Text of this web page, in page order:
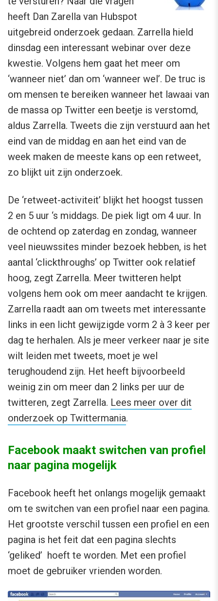
heeft Dan Zarella van Hubspot
uitgebreid onderzoek gedaan. Zarrella hield
dinsdag een interessant webinar over deze
kwestie. Volgens hem gaat het meer om
‘wanneer niet’ dan om ‘wanneer wel’. De truc is
om mensen te bereiken wanneer het lawaai van
de massa op Twitter een beetje is verstomd,
aldus Zarrella. Tweets die zijn verstuurd aan het
eind van de middag en aan het eind van de
week maken de meeste kans op een retweet,
zo blijkt uit zijn onderzoek.
De ‘retweet-activiteit’ blijkt het hoogst tussen
2 en 5 uur ‘s middags. De piek ligt om 4 uur. In
de ochtend op zaterdag en zondag, wanneer
veel nieuwssites minder bezoek hebben, is het
aantal ‘clickthroughs’ op Twitter ook relatief
hoog, zegt Zarrella. Meer twitteren helpt
volgens hem ook om meer aandacht te krijgen.
Zarrella raadt aan om tweets met interessante
links in een licht gewijzigde vorm 2 à 3 keer per
dag te herhalen. Als je meer verkeer naar je site
wilt leiden met tweets, moet je wel
terughoudend zijn. Het heeft bijvoorbeeld
weinig zin om meer dan 2 links per uur de
twitteren, zegt Zarrella. Lees meer over dit
onderzoek op Twittermania.
Facebook maakt switchen van profiel
naar pagina mogelijk
Facebook heeft het onlangs mogelijk gemaakt
om te switchen van een profiel naar een pagina.
Het grootste verschil tussen een profiel en een
pagina is het feit dat een pagina slechts
‘geliked’ hoeft te worden. Met een profiel
moet de gebruiker vrienden worden.